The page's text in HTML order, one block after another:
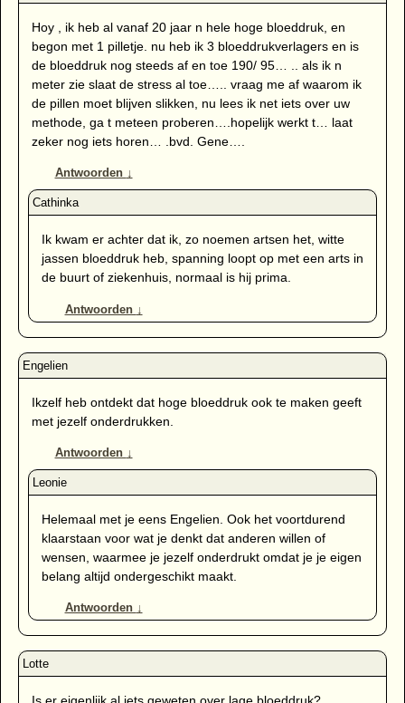
Hoy , ik heb al vanaf 20 jaar n hele hoge bloeddruk, en
begon met 1 pilletje. nu heb ik 3 bloeddrukverlagers en is
de bloeddruk nog steeds af en toe 190/ 95… .. als ik n
meter zie slaat de stress al toe….. vraag me af waarom ik
de pillen moet blijven slikken, nu lees ik net iets over uw
methode, ga t meteen proberen….hopelijk werkt t… laat
zeker nog iets horen… .bvd. Gene….
Antwoorden ↓
Ik kwam er achter dat ik, zo noemen artsen het, witte
jassen bloeddruk heb, spanning loopt op met een arts in
de buurt of ziekenhuis, normaal is hij prima.
Antwoorden ↓
Ikzelf heb ontdekt dat hoge bloeddruk ook te maken geeft
met jezelf onderdrukken.
Antwoorden ↓
Helemaal met je eens Engelien. Ook het voortdurend
klaarstaan voor wat je denkt dat anderen willen of
wensen, waarmee je jezelf onderdrukt omdat je je eigen
belang altijd ondergeschikt maakt.
Antwoorden ↓